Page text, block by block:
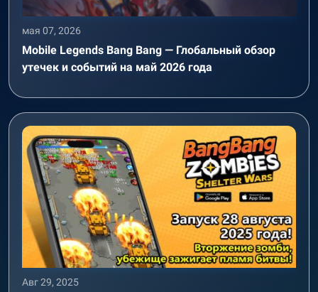
мая 07, 2026
Mobile Legends Bang Bang — Глобальный обзор
утечек и событий на май 2026 года
Авг 29, 2025